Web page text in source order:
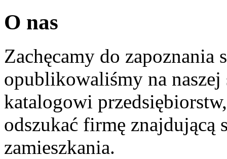
O nas
Zachęcamy do
opublikowaliśmy na
katalogowi
odszukać firmę znajdującą
zamieszkania.